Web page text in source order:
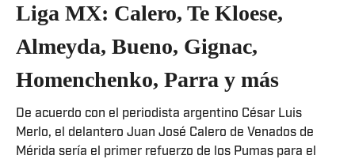
Liga MX: Calero, Te Kloese,
Almeyda, Bueno, Gignac,
Homenchenko, Parra y más
De acuerdo con el periodista argentino César Luis
Merlo, el delantero Juan José Calero de Venados de
Mérida sería el primer refuerzo de los Pumas para el